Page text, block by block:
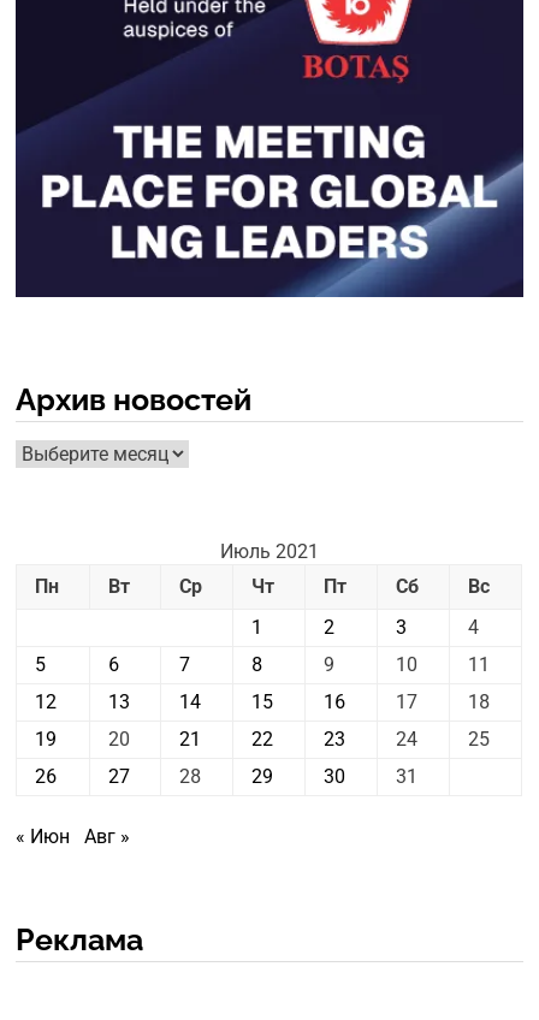
Архив новостей
Архив
новостей
Июль 2021
Пн
Вт Ср Чт Пт Сб
Вс
1
2 3
4
5
6 7 8 9 10
11
12
13 14 15 16 17
18
19
20 21 22 23 24
25
26
27 28 29 30 31
« Июн Авг »
Реклама